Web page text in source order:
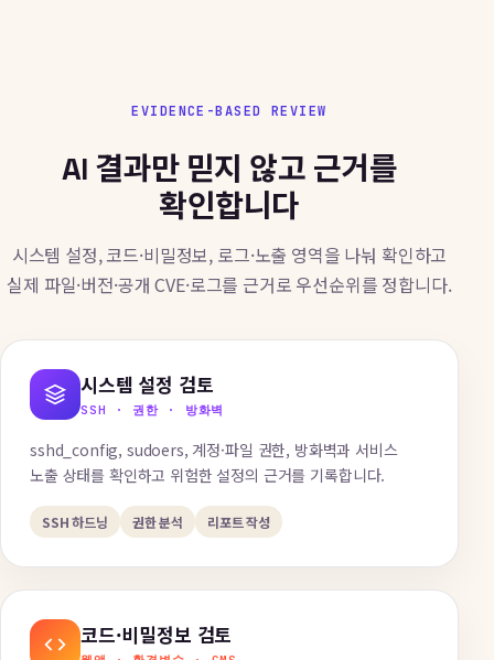
EVIDENCE-BASED REVIEW
AI 결과만 믿지 않고 근거를
확인합니다
시스템 설정, 코드·비밀정보, 로그·노출 영역을 나눠 확인하고
실제 파일·버전·공개 CVE·로그를 근거로 우선순위를 정합니다.
시스템 설정 검토
SSH · 권한 · 방화벽
sshd_config, sudoers, 계정·파일 권한, 방화벽과 서비스
노출 상태를 확인하고 위험한 설정의 근거를 기록합니다.
SSH 하드닝 권한 분석 리포트 작성
코드·비밀정보 검토